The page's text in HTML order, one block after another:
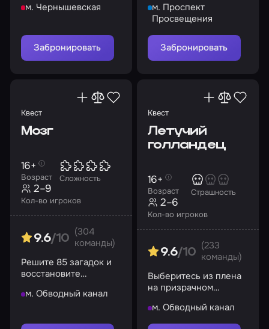
управлять стихиями и
из шляпы
м. Чернышевская
Забронировать
мышек
м. Проспект
Просвещения
Забронировать
Квест
Мозг
Возраст
16+
Сложность
Кол-во игроков
2–9
9.6/10
(304
команды)
Решите 85 загадок и
восстановите
огромном мозге
м. Обводный канал
Квест
Летучий
голландец
Возраст
16+
Страшность
Кол-во игроков
2–6
9.6/10
(233
команды)
Выберитесь из плена
на призрачном
ждет путешествие на
дно!
м. Обводный канал